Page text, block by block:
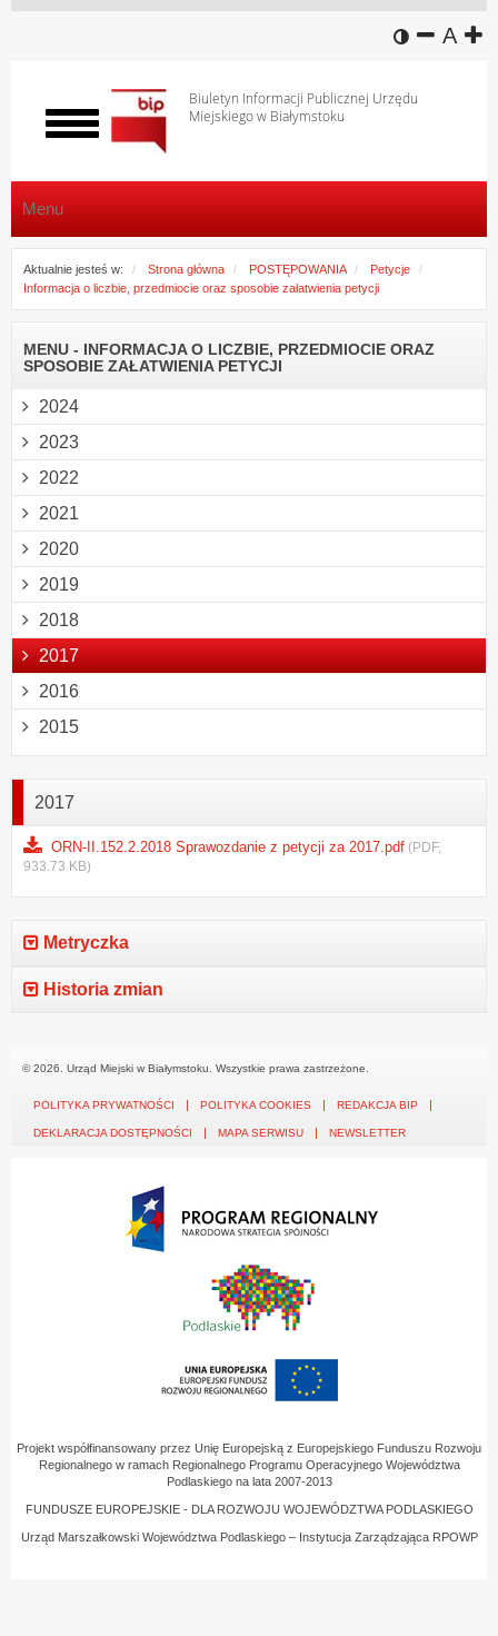
wersja
A
Biuletyn Informacji Publicznej Urzędu
Miejskiego w Białymstoku
Włącz
menu
Menu
Aktualnie jesteś w: Strona główna POSTĘPOWANIA
Petycje
Informacja o liczbie, przedmiocie oraz sposobie załatwienia petycji
MENU - INFORMACJA O LICZBIE, PRZEDMIOCIE ORAZ
SPOSOBIE ZAŁATWIENIA PETYCJI
2024
2023
2022
2021
2020
2019
2018
2017
2016
2015
2017
ORN-II.152.2.2018 Sprawozdanie z petycji za 2017.pdf (PDF,
933.73 KB)
Metryczka
Historia zmian
© 2026. Urząd Miejski w Białymstoku. Wszystkie prawa zastrzeżone.
POLITYKA PRYWATNOŚCI POLITYKA COOKIES REDAKCJA BIP
DEKLARACJA DOSTĘPNOŚCI MAPA SERWISU NEWSLETTER
Projekt współfinansowany przez Unię Europejską z Europejskiego Funduszu Rozwoju
Regionalnego w ramach Regionalnego Programu Operacyjnego Województwa
Podlaskiego na lata 2007-2013
FUNDUSZE EUROPEJSKIE - DLA ROZWOJU WOJEWÓDZTWA PODLASKIEGO
Urząd Marszałkowski Województwa Podlaskiego – Instytucja Zarządzająca RPOWP